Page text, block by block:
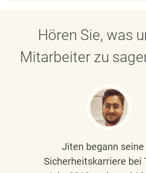
Hören Sie, was
Mitarbeiter zu
Jiten begann seine
Sicherheitskarriere bei